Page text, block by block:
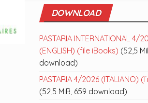
DOWNLOAD
PASTARIA INTERNATIONAL 4/
(ENGLISH) (file iBooks) (52,5
download)
PASTARIA 4/2026 (ITALIANO)
(52,5 MiB, 659 download)